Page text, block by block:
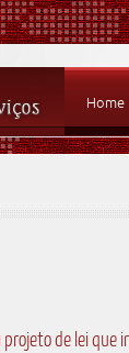
Home
projeto de lei que